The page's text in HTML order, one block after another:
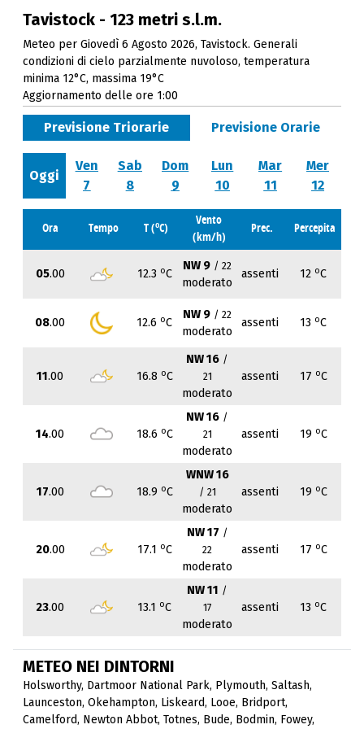
Tavistock - 123 metri s.l.m.
Meteo per Giovedì 6 Agosto 2026, Tavistock. Generali
condizioni di cielo parzialmente nuvoloso, temperatura
minima 12°C, massima 19°C
Aggiornamento delle ore 1:00
Previsione Triorarie Previsione Orarie
Oggi
Ven
7
Sab
8
Dom
9
Lun
10
Mar
11
Mer
12
Ora Tempo T (oC)
Vento
(km/h)
Prec. Percepita
05.00 12.3 oC
NW 9 / 22
moderato
assenti 12 oC
08.00 12.6 oC
NW 9 / 22
moderato
assenti 13 oC
11.00 16.8 oC
NW 16 /
21
moderato
assenti 17 oC
14.00 18.6 oC
NW 16 /
21
moderato
assenti 19 oC
17.00 18.9 oC
WNW 16
/ 21
moderato
assenti 19 oC
20.00 17.1 oC
NW 17 /
22
moderato
assenti 17 oC
23.00 13.1 oC
NW 11 /
17
moderato
assenti 13 oC
METEO NEI DINTORNI
Holsworthy, Dartmoor National Park, Plymouth, Saltash,
Launceston, Okehampton, Liskeard, Looe, Bridport,
Camelford, Newton Abbot, Totnes, Bude, Bodmin, Fowey,